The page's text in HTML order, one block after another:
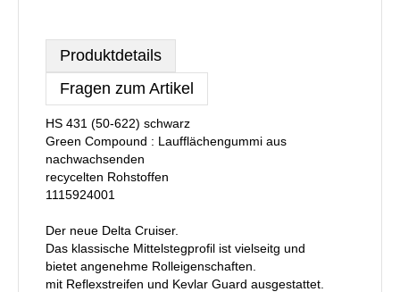
Produktdetails
Fragen zum Artikel
HS 431 (50-622) schwarz
Green Compound : Laufflächengummi aus
nachwachsenden
recycelten Rohstoffen
1115924001
Der neue Delta Cruiser.
Das klassische Mittelstegprofil ist vielseitg und
bietet angenehme Rolleigenschaften.
mit Reflexstreifen und Kevlar Guard ausgestattet.